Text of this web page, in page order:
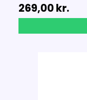
269,00 kr.